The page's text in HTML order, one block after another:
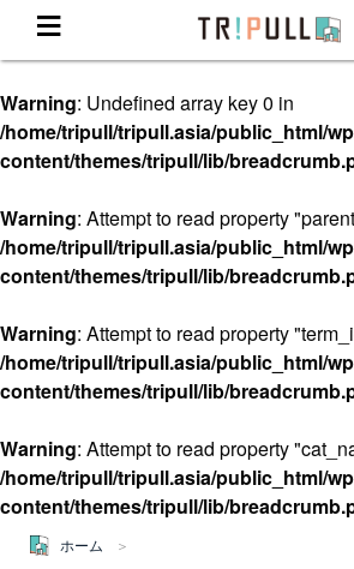
ホーム
Theme
テーマから探す
TRIPULLブログ
About
私たちについて
Warning: Undefined array key 0 in
/home/tripull/tripull.asia/public_html/
content/themes/tripull/lib/
Warning: Attempt to read property
/home/tripull/tripull.asia/public_html/
content/themes/tripull/lib/
Warning: Attempt to read property
/home/tripull/tripull.asia/public_html/
content/themes/tripull/lib/
Warning: Attempt to read property
/home/tripull/tripull.asia/public_html/
content/themes/tripull/lib/
ホーム